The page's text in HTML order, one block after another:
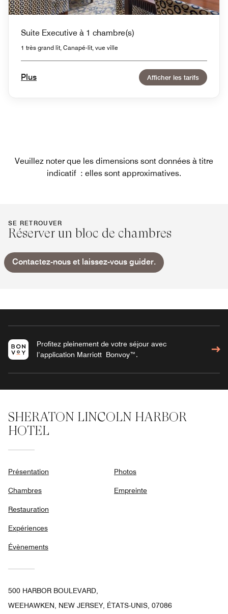
Suite Executive à 1 chambre(s)
1 très grand lit, Canapé-lit, vue ville
Plus Afficher les tarifs
Veuillez noter que les dimensions sont données à titre
indicatif : elles sont approximatives.
SE RETROUVER
Réserver un bloc de chambres
Contactez-nous et laissez-vous guider.
Profitez pleinement de votre séjour avec
l’application Marriott Bonvoy™.
SHERATON LINCOLN HARBOR
HOTEL
Présentation
Chambres
Restauration
Expériences
Évènements
Photos
Empreinte
500 HARBOR BOULEVARD,
WEEHAWKEN, NEW JERSEY, ÉTATS-UNIS, 07086